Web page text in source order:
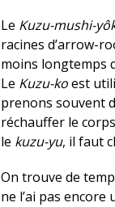
Le Kuzu-mushi-
racines d’arrow-
moins longtemps
Le Kuzu-koest
prenons souvent
réchauffer le
le kuzu-yu, il faut
On trouve de
ne l’ai pas encore